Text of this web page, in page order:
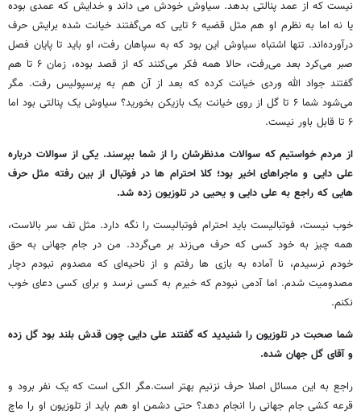
نیست که از عمد پنالتی بدهد. سیاوش خودش می داند و خدایش که عمدی بوده
یا نه اما به نظرم او هم مثل قضیه ۶ تایی که می‌گفتند خیانت شده برایش حرف
درآورده‌اند. تنها اشتباه سیاوش این بود که به سپاهان رفت، او باید تا پایان فصل
صبر می‌کرد بعد می‌رفت، حالا همه فکر می‌کنند که از قصد بوده، زمان ۶ تا هم
گفتند جواد الله وردی خیانت کرده که بعد از آن هم به پرسپولیس رفت. مگر
می‌شود شما ۶ تا گل از روی خیانت یک بازیکن بخورید؟ سیاوش یک پنالتی بود اما
۶ تا قابل باور نیست.
از مردم خواستیم که سوالات مدنظرشان را از شما بپرسند. یکی از سوالات درباره
علی دایی و ماجراهای اخیر بود؛ کلا احترام ها در فوتبال از بین رفته مثل حرف
هایی که راجع به علی دایی و یحیی در تلوزیون زده شد.
خوب نیست، فوتبالیست باید احترام فوتبالیست را نگه دارد. مثل تف سر بالاست،
همه چیز به خود کسی که حرف می‌زند بر می‌گردد. من در جام جهانی به حق
خودم نرسیدم، نا آماده به بازی ها رفتم و از ناحیه‌ای که مصدوم نبودم دچار
مصدومیت شدم. اما آدمی نبودم که خیرم به کسی نرسد و برای کسی دعای خوب
نکنم.
شما صحبت در تلوزیون را شنیدید که گفتند علی دایی چون قدش بلند بود گل زده
و آقای گل جهان شده.
راجع به این مسائل اصلا حرف نزنیم بهتر است.مگر الکی است که یک نفر برود و
قرعه کشی جام جهانی را انجام دهد؟ حتی دشمن او هم باید از تلوزیون او را ماچ